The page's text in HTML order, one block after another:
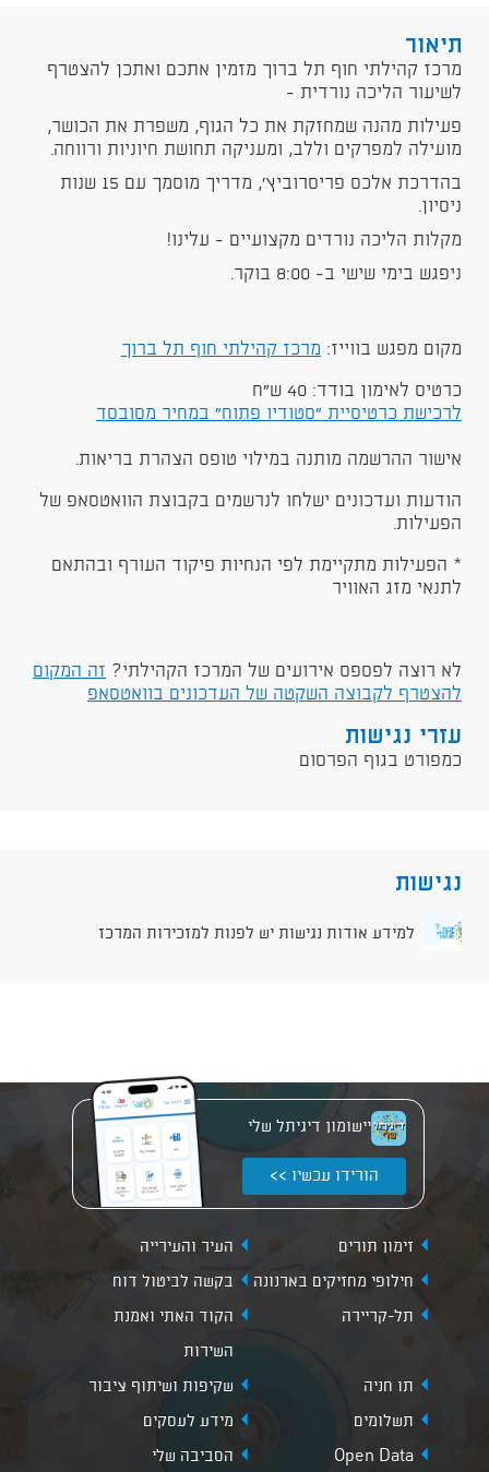
תיאור
מרכז קהילתי חוף תל ברוך מזמין אתכם ואתכן להצטרף
לשיעור הליכה נורדית -
פעילות מהנה שמחזקת את כל הגוף, משפרת את הכושר,
מועילה למפרקים וללב, ומעניקה תחושת חיוניות ורווחה.
בהדרכת אלכס פריסרוביץ', מדריך מוסמך עם 15 שנות
ניסיון.
מקלות הליכה נורדים מקצועיים - עלינו!
ניפגש בימי שישי ב- 8:00 בוקר.
מקום מפגש בווייז: מרכז קהילתי חוף תל ברוך
כרטיס לאימון בודד: 40 ש"ח
לרכישת כרטיסיית "סטודיו פתוח" במחיר מסובסד
אישור ההרשמה מותנה במילוי טופס הצהרת בריאות.
הודעות ועדכונים ישלחו לנרשמים בקבוצת הוואטסאפ של
הפעילות.
* הפעילות מתקיימת לפי הנחיות פיקוד העורף ובהתאם
לתנאי מזג האוויר
לא רוצה לפספס אירועים של המרכז הקהילתי? זה המקום
להצטרף לקבוצה השקטה של העדכונים בוואטסאפ
עזרי נגישות
כמפורט בגוף הפרסום
נגישות
למידע אודות נגישות יש לפנות למזכירות המרכז
יישומון דיגיתל שלי
הורידו עכשיו >>
זימון תורים
העיר והעירייה
חילופי מחזיקים בארנונה
בקשה לביטול דוח
תל-קריירה
הקוד האתי ואמנת
השירות
תו חניה
שקיפות ושיתוף ציבור
תשלומים
מידע לעסקים
Open Data
הסביבה שלי